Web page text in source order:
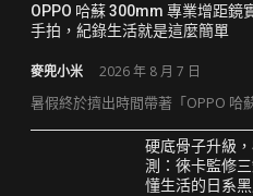
OPPO 哈蘇 300mm 專業增距鏡
手拍，紀錄生活就是這麼簡單
麥兜小米 2026 年 8 月 7 日
暑假終於擠出時間帶著「OPPO 哈
硬底骨子升級
測：徠卡監修
懂生活的日系